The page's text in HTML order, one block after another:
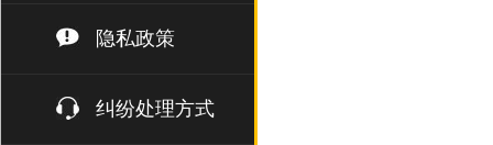
隐私政策
纠纷处理方式